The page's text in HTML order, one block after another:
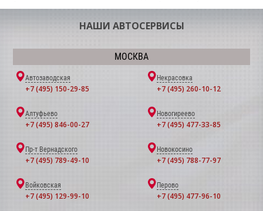
НАШИ АВТОСЕРВИСЫ
МОСКВА
Автозаводская
+7 (495) 150-29-85
Некрасовка
+7 (495) 260-10-12
Алтуфьево
+7 (495) 846-00-27
Новогиреево
+7 (495) 477-33-85
Пр-т Вернадского
+7 (495) 789-49-10
Новокосино
+7 (495) 788-77-97
Войковская
+7 (495) 129-99-10
Перово
+7 (495) 477-96-10